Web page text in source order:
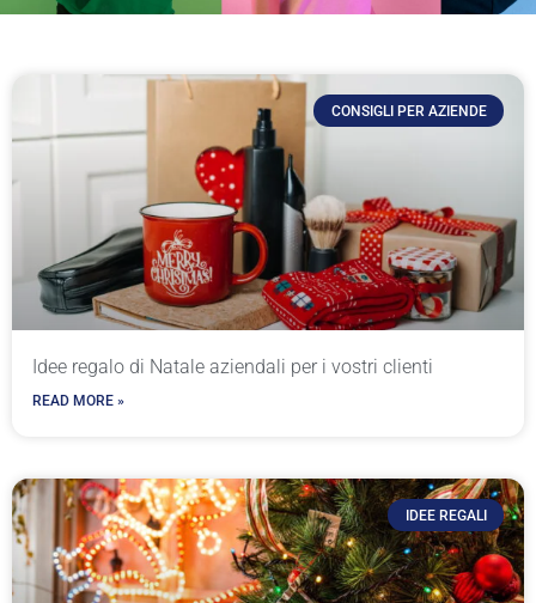
CONSIGLI PER AZIENDE
Idee regalo di Natale aziendali per i vostri clienti
READ MORE »
IDEE REGALI